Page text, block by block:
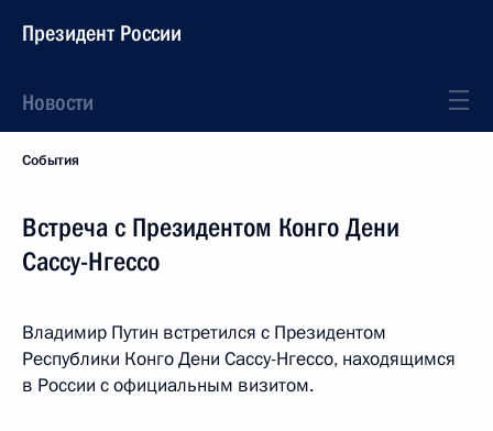
Президент России
Новости
События
Встреча с Президентом Конго Дени
Сассу-Нгессо
Владимир Путин встретился с Президентом
Республики Конго Дени Сассу-Нгессо, находящимся
в России с официальным визитом.